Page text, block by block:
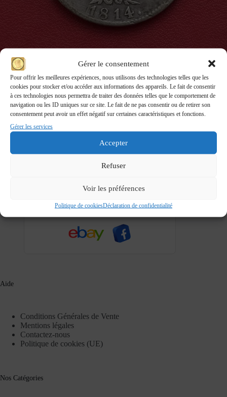
Gérer le consentement
Pour offrir les meilleures expériences, nous utilisons des technologies telles que les
cookies pour stocker et/ou accéder aux informations des appareils. Le fait de consentir
à ces technologies nous permettra de traiter des données telles que le comportement de
navigation ou les ID uniques sur ce site. Le fait de ne pas consentir ou de retirer son
consentement peut avoir un effet négatif sur certaines caractéristiques et fonctions.
Gérer les services
Accepter
Refuser
Voir les préférences
Politique de cookiesDéclaration de confidentialité
5 Francs 1814 W au revers EMPIRE. (1)
5 Francs 1814 W au revers EMPIRE. (1)
Nancy
Téléphone :03 83 37 84 00
Aide
Conditions Générales de Vente
Mentions légales
Contactez-nous
Politique de cookies (UE)
Nos Catégories